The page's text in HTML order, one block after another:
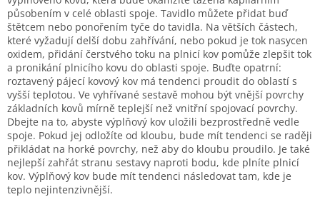
působením v celé oblasti spoje. Tavidlo můžete přidat buď
štětcem nebo ponořením tyče do tavidla. Na větších částech,
které vyžadují delší dobu zahřívání, nebo pokud je tok nasycen
oxidem, přidání čerstvého toku na plnicí kov pomůže zlepšit tok
a pronikání plnicího kovu do oblasti spoje. Buďte opatrní:
roztavený pájecí kovový kov má tendenci proudit do oblastí s
vyšší teplotou. Ve vyhřívané sestavě mohou být vnější povrchy
základních kovů mírně teplejší než vnitřní spojovací povrchy.
Dbejte na to, abyste výplňový kov uložili bezprostředně vedle
spoje. Pokud jej odložíte od kloubu, bude mít tendenci se raději
přikládat na horké povrchy, než aby do kloubu proudilo. Je také
nejlepší zahřát stranu sestavy naproti bodu, kde plníte plnicí
kov. Výplňový kov bude mít tendenci následovat tam, kde je
teplo nejintenzivnější.